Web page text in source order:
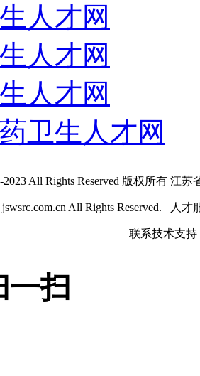
人才网
人才网
人才网
卫生人才网
2023 All Rights Reserved 版权所有
jswsrc.com.cn All Rights Reserved. 人
联系技术支持
一扫